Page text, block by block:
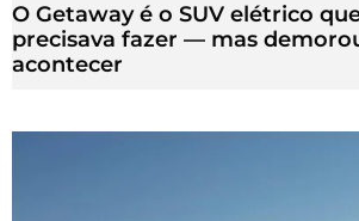
O Getaway é o SUV elétrico
precisava fazer — mas
acontecer